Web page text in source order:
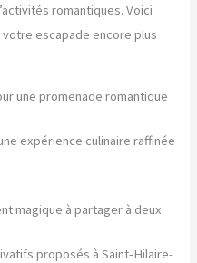
romantiques. Voici
escapade encore plus
une promenade romantique
expérience culinaire raffinée
magique à partager à deux
proposés à Saint-Hilaire-